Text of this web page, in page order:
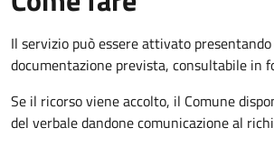
Il servizio può essere attivato
documentazione prevista, consultabile in
Se il ricorso viene accolto, il Comune
del verbale dandone comunicazione al